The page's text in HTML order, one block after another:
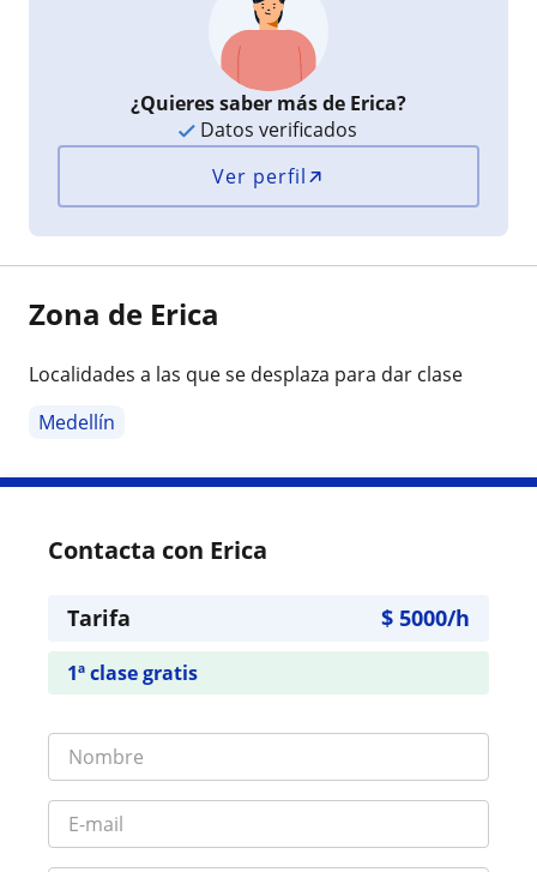
¿Quieres saber más de Erica?
Datos verificados
Ver perfil
Zona de Erica
Localidades a las que se desplaza para dar clase
Medellín
Contacta con Erica
Tarifa $ 5000/h
1ª clase gratis